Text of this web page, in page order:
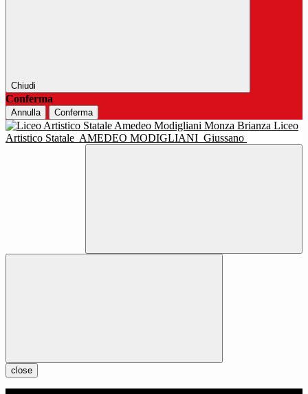
Chiudi
Conferma
Annulla Conferma
Liceo
Artistico Statale AMEDEO MODIGLIANI Giussano
close